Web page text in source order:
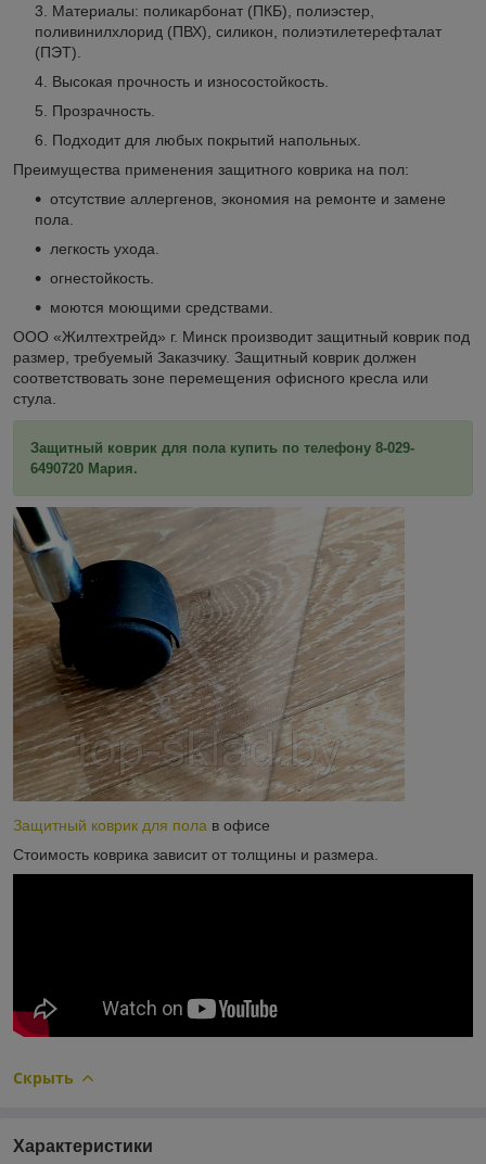
Материалы: поликарбонат (ПКБ), полиэстер,
поливинилхлорид (ПВХ), силикон, полиэтилетерефталат
(ПЭТ).
Высокая прочность и износостойкость.
Прозрачность.
Подходит для любых покрытий напольных.
Преимущества применения защитного коврика на пол:
отсутствие аллергенов, экономия на ремонте и замене
пола.
легкость ухода.
огнестойкость.
моются моющими средствами.
ООО «Жилтехтрейд» г. Минск производит защитный коврик под
размер, требуемый Заказчику. Защитный коврик должен
соответствовать зоне перемещения офисного кресла или
стула.
Защитный коврик для пола купить по телефону 8-029-
6490720 Мария.
Защитный коврик для пола в офисе
Стоимость коврика зависит от толщины и размера.
Скрыть
Характеристики